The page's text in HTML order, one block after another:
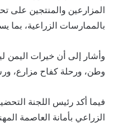
المزارعين والمنتجين على
بالممارسات الزراعية، بما
وأشار إلى أن خيرات اليمن
وطن، ورحلة كفاح مزارع،
فيما أكد رئيس اللجنة
الزراعي بأمانة العاصمة